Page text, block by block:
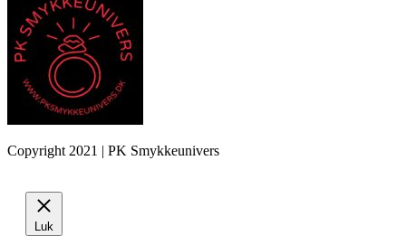
Copyright 2021 | PK Smykkeunivers
Luk